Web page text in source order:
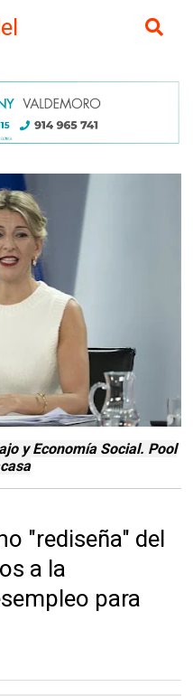
y Economía Social. Pool
"rediseña" del
a la
para